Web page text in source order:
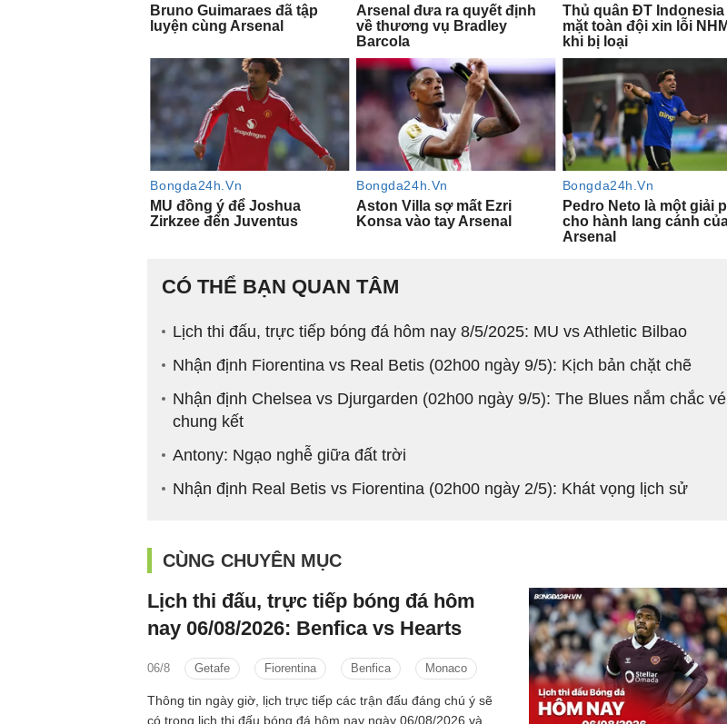
CÓ THỂ BẠN QUAN TÂM
Lịch thi đấu, trực tiếp bóng đá hôm nay 8/5/2025: MU vs Athletic Bilbao
Nhận định Fiorentina vs Real Betis (02h00 ngày 9/5): Kịch bản chặt chẽ
Nhận định Chelsea vs Djurgarden (02h00 ngày 9/5): The Blues nắm chắc vé
chung kết
Antony: Ngạo nghễ giữa đất trời
Nhận định Real Betis vs Fiorentina (02h00 ngày 2/5): Khát vọng lịch sử
CÙNG CHUYÊN MỤC
Lịch thi đấu, trực tiếp bóng đá hôm
nay 06/08/2026: Benfica vs Hearts
06/8 Getafe Fiorentina Benfica Monaco
Thông tin ngày giờ, lịch trực tiếp các trận đấu đáng chú ý sẽ
có trong lịch thi đấu bóng đá hôm nay ngày 06/08/2026 và